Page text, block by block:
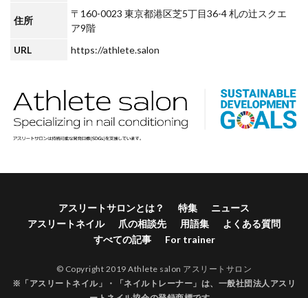
住所
〒160-0023 東京都港区芝5丁目36-4 札の辻スクエ
ア9階
URL
https://athlete.salon
アスリートサロンとは？ 特集
ニュース
アスリートネイル
爪の相談先 用語集
よくある質問
すべての記事
For trainer
© Copyright 2019 Athlete salon アスリートサロン
※「アスリートネイル」・「ネイルトレーナー」は、 一般社団法人アスリ